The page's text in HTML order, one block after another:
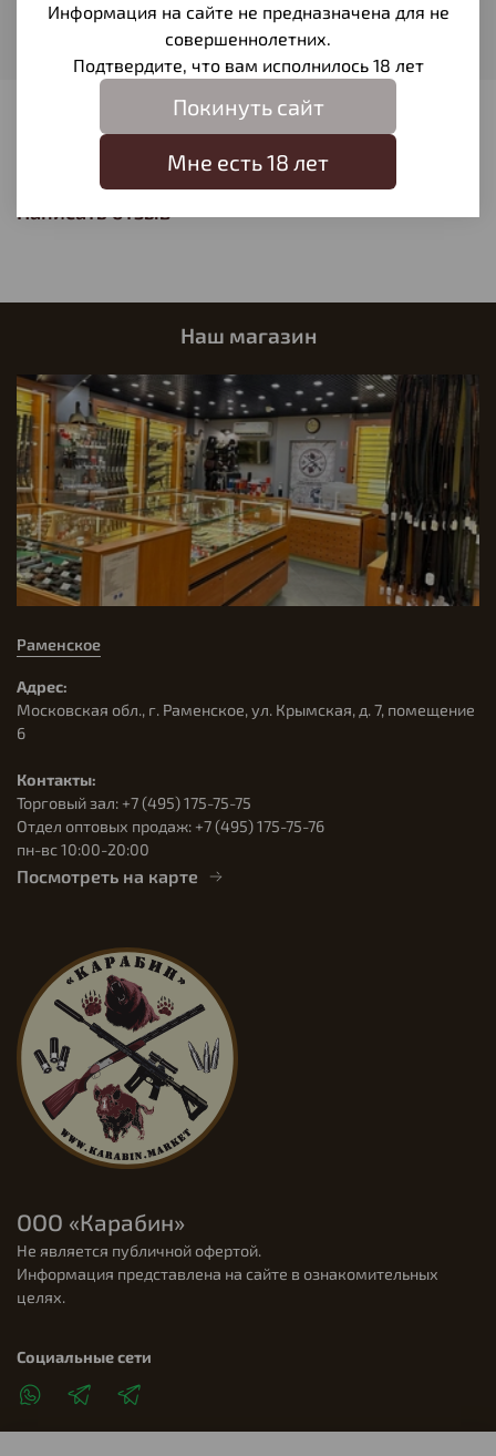
Вес пули
Отзывов еще никто не оставлял
Написать отзыв
Наш магазин
Раменское
Адрес:
Московская обл., г. Раменское, ул. Крымская, д. 7, помещение
6
Контакты:
Торговый зал: +7 (495) 175-75-75
Отдел оптовых продаж: +7 (495) 175-75-76
пн-вс 10:00-20:00
Посмотреть на карте
ООО «Карабин»
Не является публичной офертой.
Информация представлена на сайте в ознакомительных
целях.
Социальные сети
Информация на сайте не предназначена для не
совершеннолетних.
Подтвердите, что вам исполнилось 18 лет
Покинуть сайт
Мне есть 18 лет